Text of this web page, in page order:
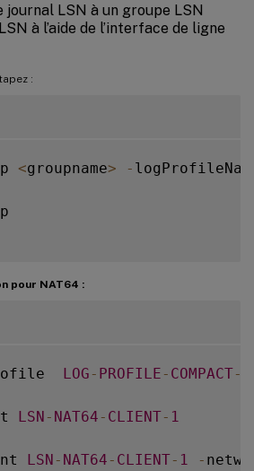
LSN à un groupe LSN
à l’aide de l’interface de ligne
:
<groupname> -
pour NAT64 :
LOG - PROFILE - COMPACT-
LSN - NAT64 - CLIENT- 1
LSN - NAT64 - CLIENT- 1 -